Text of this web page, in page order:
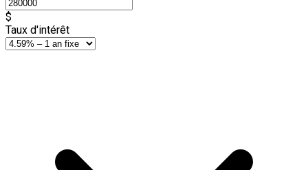
$
Taux d'intérêt